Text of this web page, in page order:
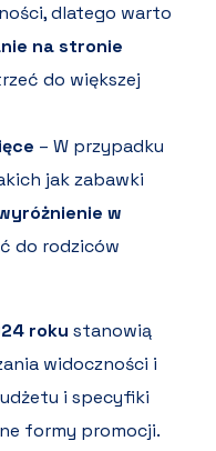
dlatego warto
na stronie
do większej
– W przypadku
jak zabawki
w
do rodziców
roku stanowią
widoczności i
i specyfiki
formy promocji.